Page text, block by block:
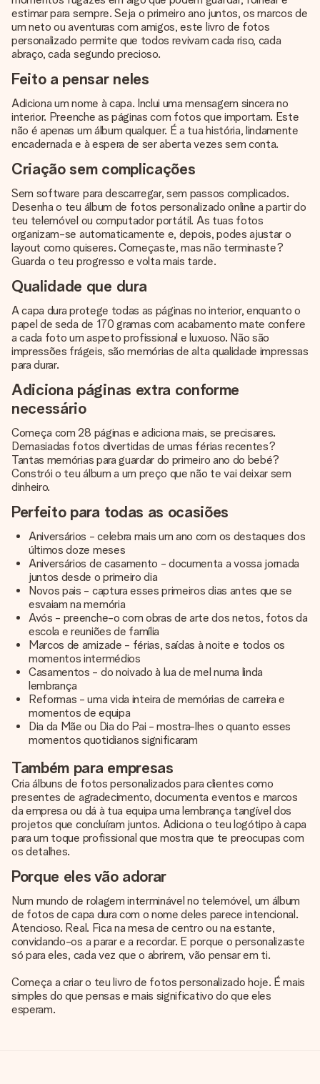
estimar para sempre. Seja o primeiro ano juntos, os marcos de
um neto ou aventuras com amigos, este livro de fotos
personalizado permite que todos revivam cada riso, cada
abraço, cada segundo precioso.
Feito a pensar neles
Adiciona um nome à capa. Inclui uma mensagem sincera no
interior. Preenche as páginas com fotos que importam. Este
não é apenas um álbum qualquer. É a tua história, lindamente
encadernada e à espera de ser aberta vezes sem conta.
Criação sem complicações
Sem software para descarregar, sem passos complicados.
Desenha o teu álbum de fotos personalizado online a partir do
teu telemóvel ou computador portátil. As tuas fotos
organizam-se automaticamente e, depois, podes ajustar o
layout como quiseres. Começaste, mas não terminaste?
Guarda o teu progresso e volta mais tarde.
Qualidade que dura
A capa dura protege todas as páginas no interior, enquanto o
papel de seda de 170 gramas com acabamento mate confere
a cada foto um aspeto profissional e luxuoso. Não são
impressões frágeis, são memórias de alta qualidade impressas
para durar.
Adiciona páginas extra conforme
necessário
Começa com 28 páginas e adiciona mais, se precisares.
Demasiadas fotos divertidas de umas férias recentes?
Tantas memórias para guardar do primeiro ano do bebé?
Constrói o teu álbum a um preço que não te vai deixar sem
dinheiro.
Perfeito para todas as ocasiões
Aniversários - celebra mais um ano com os destaques dos
últimos doze meses
Aniversários de casamento - documenta a vossa jornada
juntos desde o primeiro dia
Novos pais - captura esses primeiros dias antes que se
esvaiam na memória
Avós - preenche-o com obras de arte dos netos, fotos da
escola e reuniões de família
Marcos de amizade - férias, saídas à noite e todos os
momentos intermédios
Casamentos - do noivado à lua de mel numa linda
lembrança
Reformas - uma vida inteira de memórias de carreira e
momentos de equipa
Dia da Mãe ou Dia do Pai - mostra-lhes o quanto esses
momentos quotidianos significaram
Também para empresas
Cria álbuns de fotos personalizados para clientes como
presentes de agradecimento, documenta eventos e marcos
da empresa ou dá à tua equipa uma lembrança tangível dos
projetos que concluíram juntos. Adiciona o teu logótipo à capa
para um toque profissional que mostra que te preocupas com
os detalhes.
Porque eles vão adorar
Num mundo de rolagem interminável no telemóvel, um álbum
de fotos de capa dura com o nome deles parece intencional.
Atencioso. Real. Fica na mesa de centro ou na estante,
convidando-os a parar e a recordar. E porque o personalizaste
só para eles, cada vez que o abrirem, vão pensar em ti.
Começa a criar o teu livro de fotos personalizado hoje. É mais
simples do que pensas e mais significativo do que eles
esperam.